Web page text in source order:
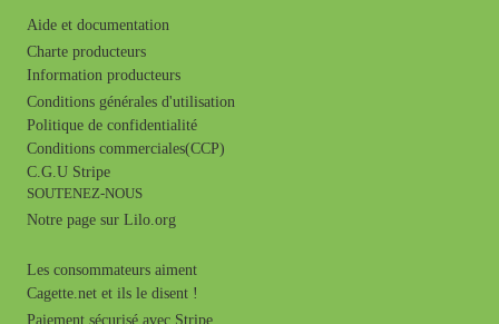
Aide et documentation
Charte producteurs
Information producteurs
Conditions générales d'utilisation
Politique de confidentialité
Conditions commerciales(CCP)
C.G.U Stripe
SOUTENEZ-NOUS
Notre page sur Lilo.org
Les consommateurs aiment
Cagette.net et ils le disent !
Paiement sécurisé avec Stripe